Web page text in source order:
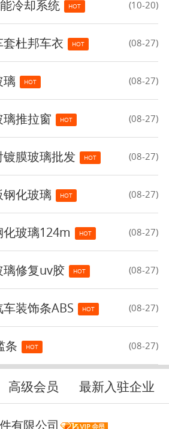
冷却系统 HOT (10-20)
杜邦车衣 HOT (08-27)
璃 HOT (08-27)
推拉窗 HOT (08-27)
膜玻璃批发 HOT (08-27)
化玻璃 HOT (08-27)
玻璃124m HOT (08-27)
璃修复uv胶 HOT (08-27)
装饰条ABS HOT (08-27)
条 HOT (08-27)
高级会员 最新入驻企业
有限公司